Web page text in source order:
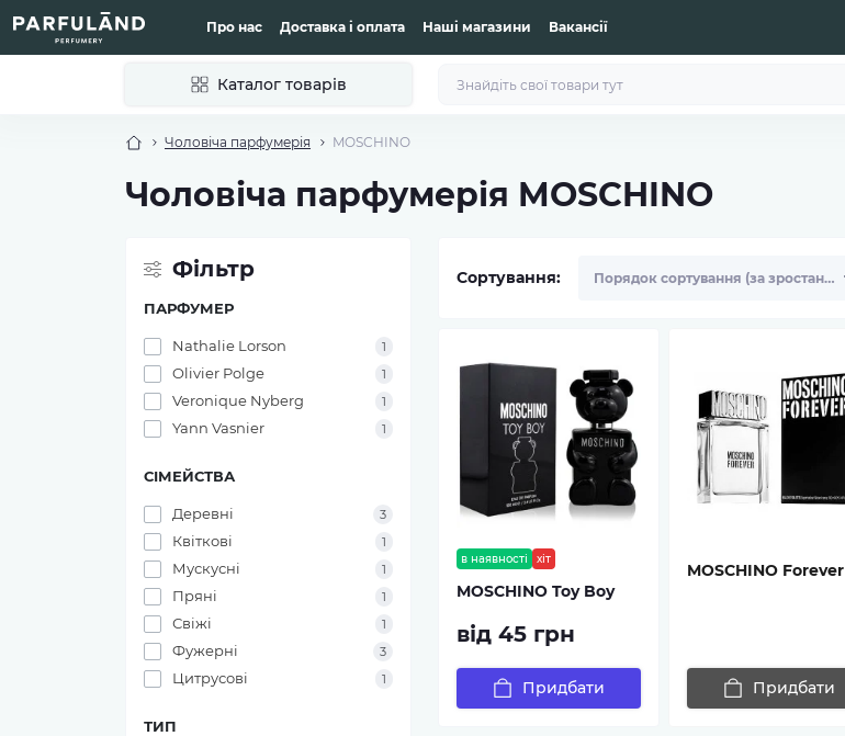
Про нас Доставка і оплата Наші магазини Вакансії
Каталог товарів
Чоловіча парфумерія MOSCHINO
Чоловіча парфумерія MOSCHINO
Фільтр
ПАРФУМЕР
Nathalie Lorson 1
Olivier Polge 1
Veronique Nyberg 1
Yann Vasnier 1
СІМЕЙСТВА
Деревні 3
Квіткові 1
Мускусні 1
Пряні 1
Свіжі 1
Фужерні 3
Цитрусові 1
ТИП
Сортування:
в наявності хіт
MOSCHINO Toy Boy
від 45 грн
Придбати
MOSCHINO Forever
Придбати